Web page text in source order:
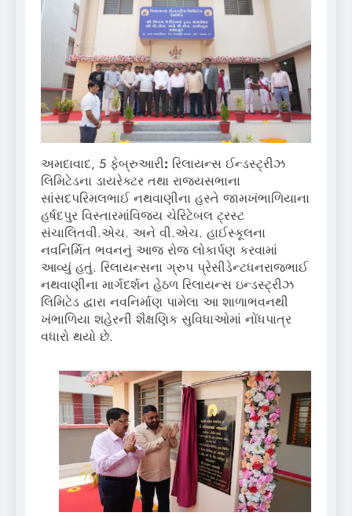
અમદાવાદ, 5 ફેબ્રુઆરી: રિલાયન્સ ઈન્ડસ્ટ્રીઝ
લિમિટેડના ડાયરેક્ટર તથા રાજ્યસભાના
સાંસદપરિમલભાઈ નથવાણીના હસ્તે જામખંભાળિયાના
હર્ષદપુર વિસ્તારમાંવિજય ચેરિટેબલ ટ્રસ્ટ
સંચાલિતવી.એચ. અને વી.એચ. હાઈસ્કૂલના
નવનિર્મિત ભવનનું આજ રોજ લોકાર્પણ કરવામાં
આવ્યું હતું. રિલાયન્સના ગ્રુપ પ્રેસીડેન્ટધનરાજભાઈ
નથવાણીના માર્ગદર્શન હેઠળ રિલાયન્સ ઇન્ડસ્ટ્રીઝ
લિમિટેડ દ્વારા નવનિર્માણ પામેલા આ શાળાભવનથી
ખંભાળિયા શહેરની શૈક્ષણિક સુવિધાઓમાં નોંધપાત્ર
વધારો થયો છે.